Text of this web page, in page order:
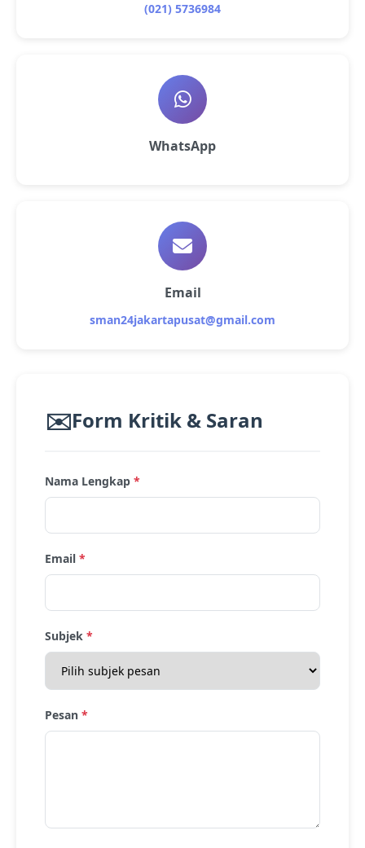
(021) 5736984
WhatsApp
Email
sman24jakartapusat@gmail.com
✉️Form Kritik & Saran
Nama Lengkap *
Email *
Subjek *
Pesan *